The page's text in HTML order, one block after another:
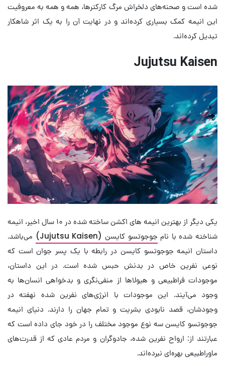
شده است و صحنه‌های دلخراش مرگ کارکترها، همه و همه به معروفیت
این انیمه کمک بسیاری کرده‌اند و در نهایت آن را به یک اثر شاهکار
تبدیل کرده‌اند.
Jujutsu Kaisen
یکی دیگر از بهترین انیمه های اکشن ساخته شده در ۱۰ سال اخیر، انیمه
شناخته شده با نام جوجوتسو کایسن (Jujutsu Kaisen)
می‌باشد.
داستان انیمه جوجوتسو کایسن در رابطه با یک پسر جوان است که
نوعی نفرین خاص در بدنش حبس شده است. در این داستان،
موجودات فراطبیعی و هیولاها از منفی‌‌نگری و بدخواهی انسان‌ها به
وجود می‌آیند. این موجودات با انرژی‌های نفرین شده نهفته در
وجودشان، قصد نابودی بشریت و تمام جهان را دارند. دنیای انیمه
جوجوتسو کایسن سه نوع موجود مختلف را در خود جای داده است که
عبارتند از: ارواح نفرین شده، جادوگران و مردم عادی که از قدرت‌های
ماوراطبیعی بهره‌ای نبرده‌اند.